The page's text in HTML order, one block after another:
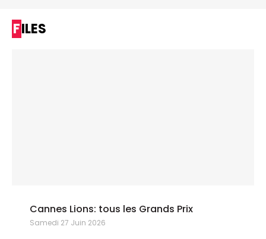
FILES
Cannes Lions: tous les Grands Prix
Samedi 27 Juin 2026